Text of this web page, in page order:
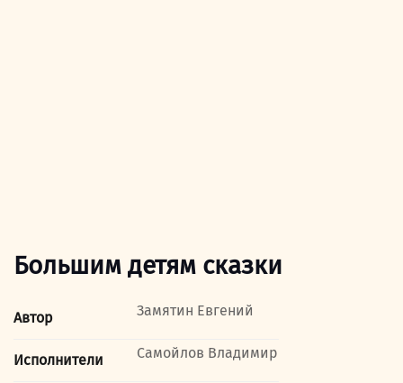
Большим детям сказки
Автор Замятин Евгений
Исполнители Самойлов Владимир